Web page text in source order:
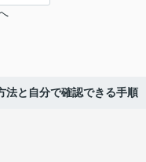
法と自分で確認できる手順